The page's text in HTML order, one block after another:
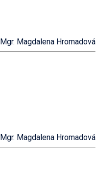
Mgr. Magdalena Hromadová
Mgr. Magdalena Hromadová